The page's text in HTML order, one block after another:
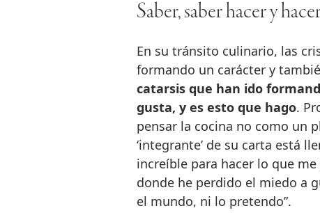
Saber, saber hacer y
En su tránsito culinario, las
formando un carácter y
catarsis que han ido
gusta, y es esto que hago.
pensar la cocina no como un
‘integrante’ de su carta está
increíble para hacer lo que
donde he perdido el miedo a
el mundo, ni lo pretendo”.